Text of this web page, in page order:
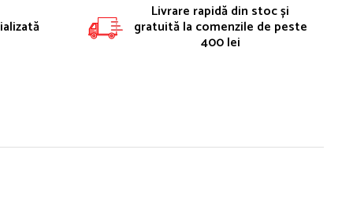
Livrare rapidă din stoc și
gratuită la comenzile de peste
400 lei